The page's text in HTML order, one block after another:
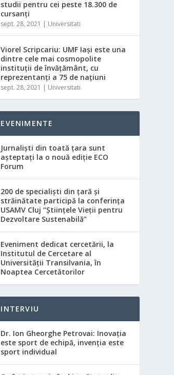
studii pentru cei peste 18.300 de
cursanți
sept. 28, 2021 | Universitati
Viorel Scripcariu: UMF Iaşi este una
dintre cele mai cosmopolite
instituţii de învăţământ, cu
reprezentanţi a 75 de naţiuni
sept. 28, 2021 | Universitati
EVENIMENTE
Jurnaliști din toată țara sunt
așteptați la o nouă ediție ECO
Forum
200 de specialişti din ţară şi
străinătate participă la conferinţa
USAMV Cluj “Ştiinţele Vieţii pentru
Dezvoltare Sustenabilă”
Eveniment dedicat cercetării, la
Institutul de Cercetare al
Universităţii Transilvania, în
Noaptea Cercetătorilor
INTERVIU
Dr. Ion Gheorghe Petrovai: Inovația
este sport de echipă, invenția este
sport individual